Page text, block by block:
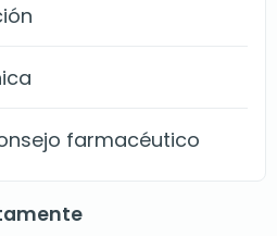
farmacéutico